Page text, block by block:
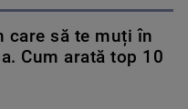
care să te muți în
Cum arată top 10